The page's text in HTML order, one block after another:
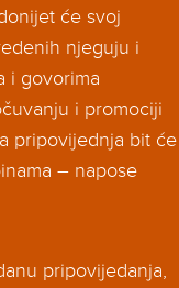
će svoj
njeguju i
i govorima
i promociji
pripovijednja bit će
– napose
pripovijedanja,